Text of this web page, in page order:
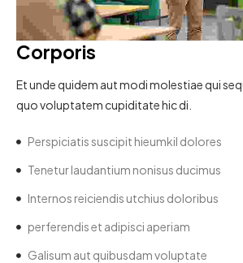
Corporis
Et unde quidem aut modi molestiae qui
quo voluptatem cupiditate hic di.
Perspiciatis suscipit hieumkil dolores
Tenetur laudantium nonisus ducimus
Internos reiciendis utchius doloribus
perferendis et adipisci aperiam
Galisum aut quibusdam voluptate